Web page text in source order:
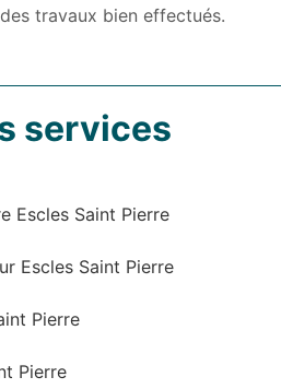
travaux bien effectués.
services
Escles Saint Pierre
Escles Saint Pierre
Pierre
Pierre